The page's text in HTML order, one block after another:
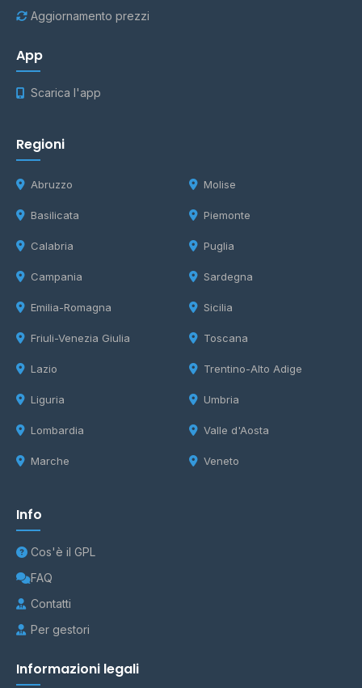
Aggiornamento prezzi
App
Scarica l'app
Regioni
Abruzzo
Basilicata
Calabria
Campania
Emilia-Romagna
Friuli-Venezia Giulia
Lazio
Liguria
Lombardia
Marche
Molise
Piemonte
Puglia
Sardegna
Sicilia
Toscana
Trentino-Alto Adige
Umbria
Valle d'Aosta
Veneto
Info
Cos'è il GPL
FAQ
Contatti
Per gestori
Informazioni legali